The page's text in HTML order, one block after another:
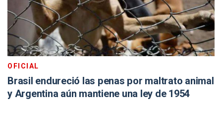
OFICIAL
Brasil endureció las penas por maltrato animal
y Argentina aún mantiene una ley de 1954